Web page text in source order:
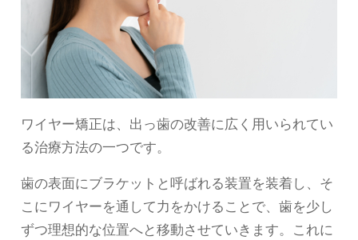
ワイヤー矯正は、出っ歯の改善に広く用いられてい
る治療方法の一つです。
歯の表面にブラケットと呼ばれる装置を装着し、そ
こにワイヤーを通して力をかけることで、歯を少し
ずつ理想的な位置へと移動させていきます。これに